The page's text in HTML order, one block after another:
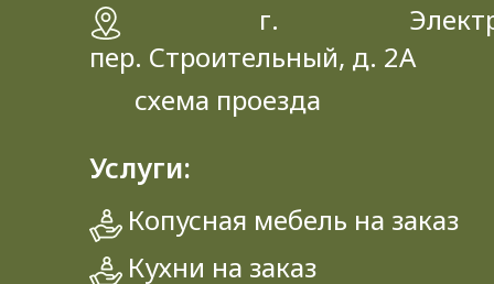
г.
пер. Строительный, д. 2A
схема проезда
Услуги:
Копусная мебель на заказ
Кухни на заказ